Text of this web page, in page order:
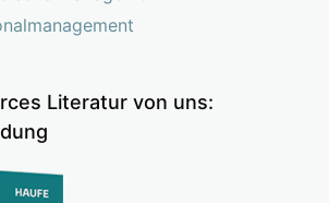
Literatur von uns: